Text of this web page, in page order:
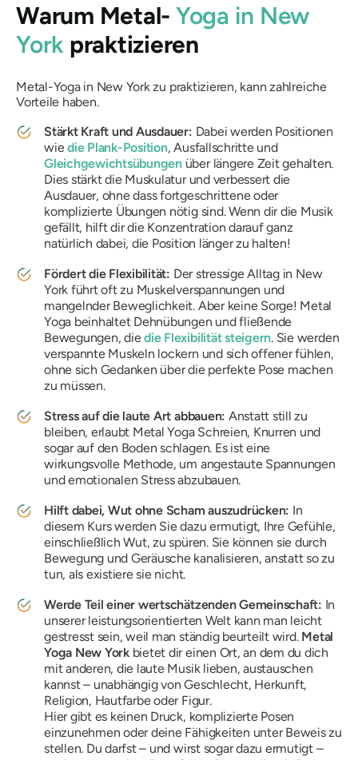
Warum Metal- Yoga in New
York praktizieren
Metal-Yoga in New York zu praktizieren, kann zahlreiche
Vorteile haben.
Stärkt Kraft und Ausdauer: Dabei werden Positionen
wiedie Plank-Position, Ausfallschritte und
Gleichgewichtsübungenüber längere Zeit gehalten.
Dies stärkt die Muskulatur und verbessert die
Ausdauer, ohne dass fortgeschrittene oder
komplizierte Übungen nötig sind. Wenn dir die Musik
gefällt, hilft dir die Konzentration darauf ganz
natürlich dabei, die Position länger zu halten!
Fördert die Flexibilität: Der stressige Alltag in New
York führt oft zu Muskelverspannungen und
mangelnder Beweglichkeit. Aber keine Sorge! Metal
Yoga beinhaltet Dehnübungen und fließende
Bewegungen, diedie Flexibilität steigern. Sie werden
verspannte Muskeln lockern und sich offener fühlen,
ohne sich Gedanken über die perfekte Pose machen
zu müssen.
Stress auf die laute Art abbauen: Anstatt still zu
bleiben, erlaubt Metal Yoga Schreien, Knurren und
sogar auf den Boden schlagen. Es ist eine
wirkungsvolle Methode, um angestaute Spannungen
und emotionalen Stress abzubauen.
Hilft dabei, Wut ohne Scham auszudrücken: In
diesem Kurs werden Sie dazu ermutigt, Ihre Gefühle,
einschließlich Wut, zu spüren. Sie können sie durch
Bewegung und Geräusche kanalisieren, anstatt so zu
tun, als existiere sie nicht.
Werde Teil einer wertschätzenden Gemeinschaft: In
unserer leistungsorientierten Welt kann man leicht
gestresst sein, weil man ständig beurteilt wird. Metal
Yoga New York bietet dir einen Ort, an dem du dich
mit anderen, die laute Musik lieben, austauschen
kannst – unabhängig von Geschlecht, Herkunft,
Religion, Hautfarbe oder Figur.
Hier gibt es keinen Druck, komplizierte Posen
einzunehmen oder deine Fähigkeiten unter Beweis zu
stellen. Du darfst – und wirst sogar dazu ermutigt –